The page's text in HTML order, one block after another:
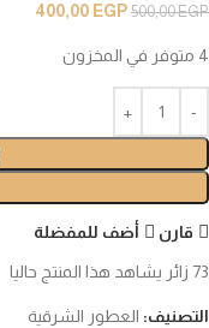
500,00EGP
400,00 EGP
4 متوفر في المخزون
قارن أضف للمفضلة
73 زائر يشاهد هذا المنتج حاليا
التصنيف: العطور الشرقية